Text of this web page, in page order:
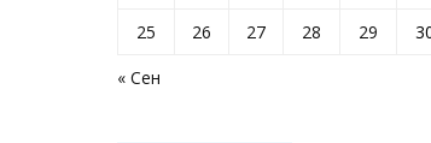
« Сен
25
26 27 28 29
Сельское хозяйство
Служу России
Социальная сфера